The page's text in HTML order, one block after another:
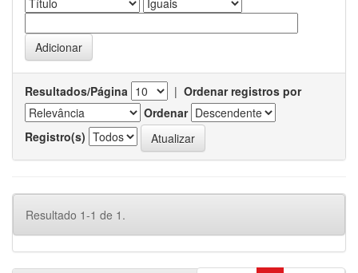
Resultados/Página | Ordenar registros por
Ordenar
Registro(s)
Resultado 1-1 de 1.